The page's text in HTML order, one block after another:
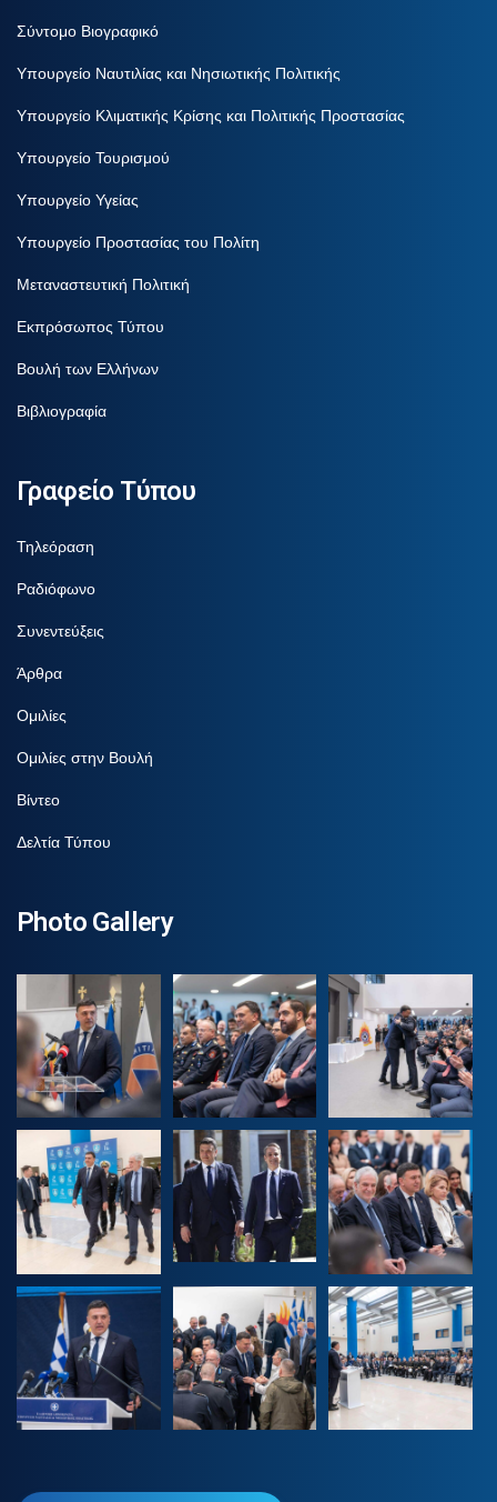
Σύντομο Βιογραφικό
Υπουργείο Ναυτιλίας και Νησιωτικής Πολιτικής
Υπουργείο Κλιματικής Κρίσης και Πολιτικής Προστασίας
Υπουργείο Τουρισμού
Υπουργείο Υγείας
Υπουργείο Προστασίας του Πολίτη
Μεταναστευτική Πολιτική
Εκπρόσωπος Τύπου
Βουλή των Ελλήνων
Βιβλιογραφία
Γραφείο Τύπου
Τηλεόραση
Ραδιόφωνο
Συνεντεύξεις
Άρθρα
Ομιλίες
Ομιλίες στην Βουλή
Βίντεο
Δελτία Τύπου
Photo Gallery